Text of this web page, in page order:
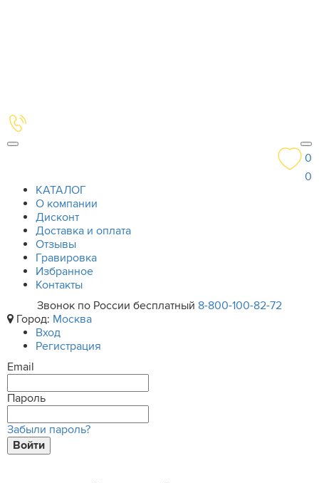
0
0
КАТАЛОГ
О компании
Дисконт
Доставка и оплата
Отзывы
Гравировка
Избранное
Контакты
Звонок по России бесплатный 8-800-100-82-72
Город: Москва
Вход
Регистрация
Email
Пароль
Забыли пароль?
Войти